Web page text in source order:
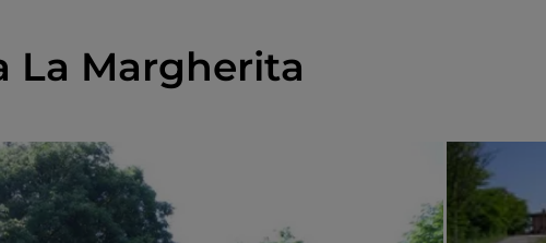
La Margherita